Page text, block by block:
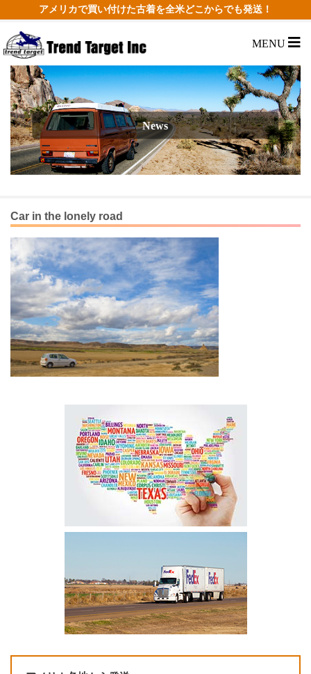
アメリカで買い付けた古着を全米どこからでも発送！
MENU
News
Car in the lonely road